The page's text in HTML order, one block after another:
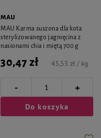
MAU
MAU Karma suszona dla kota
sterylizowanego jagnięcina z
nasionami chia i miętą 700 g
30,47 zł 43,53 zł / kg
- +
Do koszyka